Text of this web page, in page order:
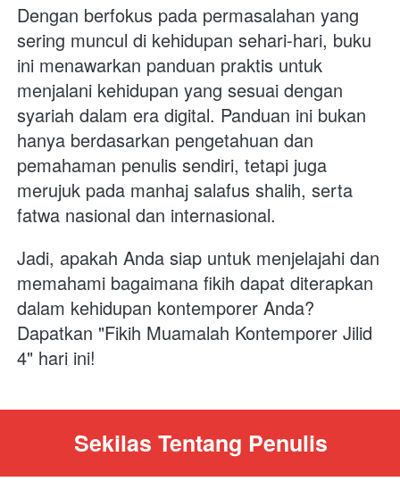
Dengan berfokus pada permasalahan yang
sering muncul di kehidupan sehari-hari, buku
ini menawarkan panduan praktis untuk
menjalani kehidupan yang sesuai dengan
syariah dalam era digital. Panduan ini bukan
hanya berdasarkan pengetahuan dan
pemahaman penulis sendiri, tetapi juga
merujuk pada manhaj salafus shalih, serta
fatwa nasional dan internasional.
Jadi, apakah Anda siap untuk menjelajahi dan
memahami bagaimana fikih dapat diterapkan
dalam kehidupan kontemporer Anda?
Dapatkan "Fikih Muamalah Kontemporer Jilid
4" hari ini!
Sekilas Tentang Penulis